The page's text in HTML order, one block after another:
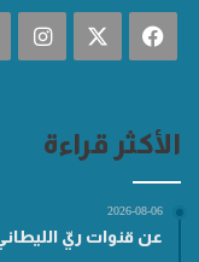
فيسبوك
الأكثر قراءة
2026-08-06
عن قنوات ريّ